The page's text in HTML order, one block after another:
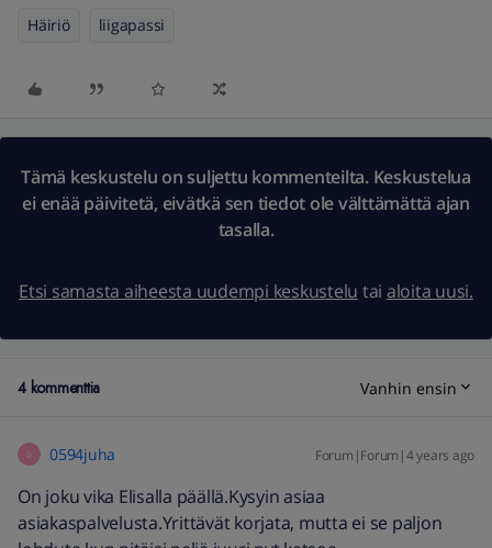
Häiriö liigapassi
Tämä keskustelu on suljettu kommenteilta. Keskustelua
ei enää päivitetä, eivätkä sen tiedot ole välttämättä ajan
tasalla.
Etsi samasta aiheesta uudempi keskustelu tai aloita uusi.
4 kommenttia Vanhin ensin
0 0594juha Forum|Forum|4 years ago
On joku vika Elisalla päällä.Kysyin asiaa
asiakaspalvelusta.Yrittävät korjata, mutta ei se paljon